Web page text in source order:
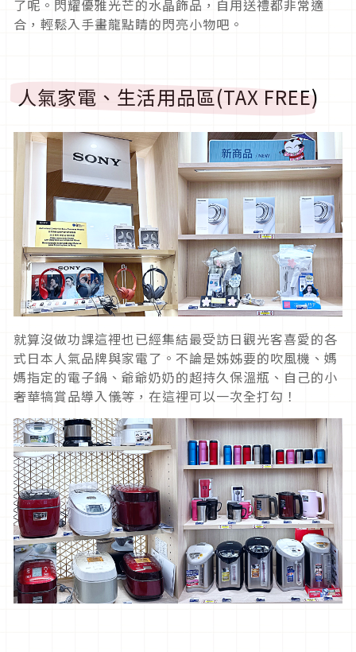
了呢。閃耀優雅光芒的水晶飾品，自用送禮都非常適
合，輕鬆入手畫龍點睛的閃亮小物吧。
人氣家電、生活用品區(TAX FREE)
就算沒做功課這裡也已經集結最受訪日觀光客喜愛的各
式日本人氣品牌與家電了。不論是姊姊要的吹風機、媽
媽指定的電子鍋、爺爺奶奶的超持久保溫瓶、自己的小
奢華犒賞品導入儀等，在這裡可以一次全打勾！